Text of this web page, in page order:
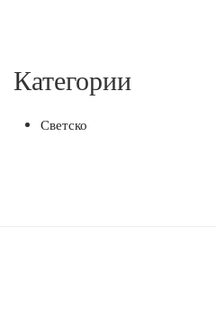
Категории
Светско